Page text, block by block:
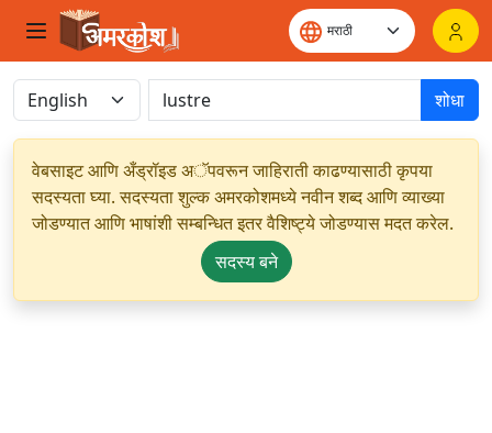
शोधा
वेबसाइट आणि अँड्रॉइड अॅपवरून जाहिराती काढण्यासाठी कृपया
सदस्यता घ्या. सदस्यता शुल्क अमरकोशमध्ये नवीन शब्द आणि व्याख्या
जोडण्यात आणि भाषांशी सम्बन्धित इतर वैशिष्ट्ये जोडण्यास मदत करेल.
सदस्य बने